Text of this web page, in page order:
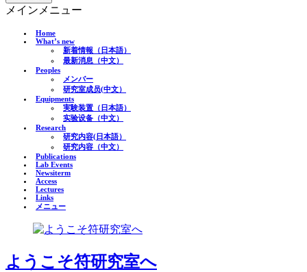
メインメニュー
Home
What’s new
新着情報（日本語）
最新消息（中文）
Peoples
メンバー
研究室成员(中文）
Equipments
実験装置（日本語）
实验设备（中文）
Research
研究内容(日本語）
研究内容（中文）
Publications
Lab Events
Newsiterm
Access
Lectures
Links
メニュー
ようこそ符研究室へ